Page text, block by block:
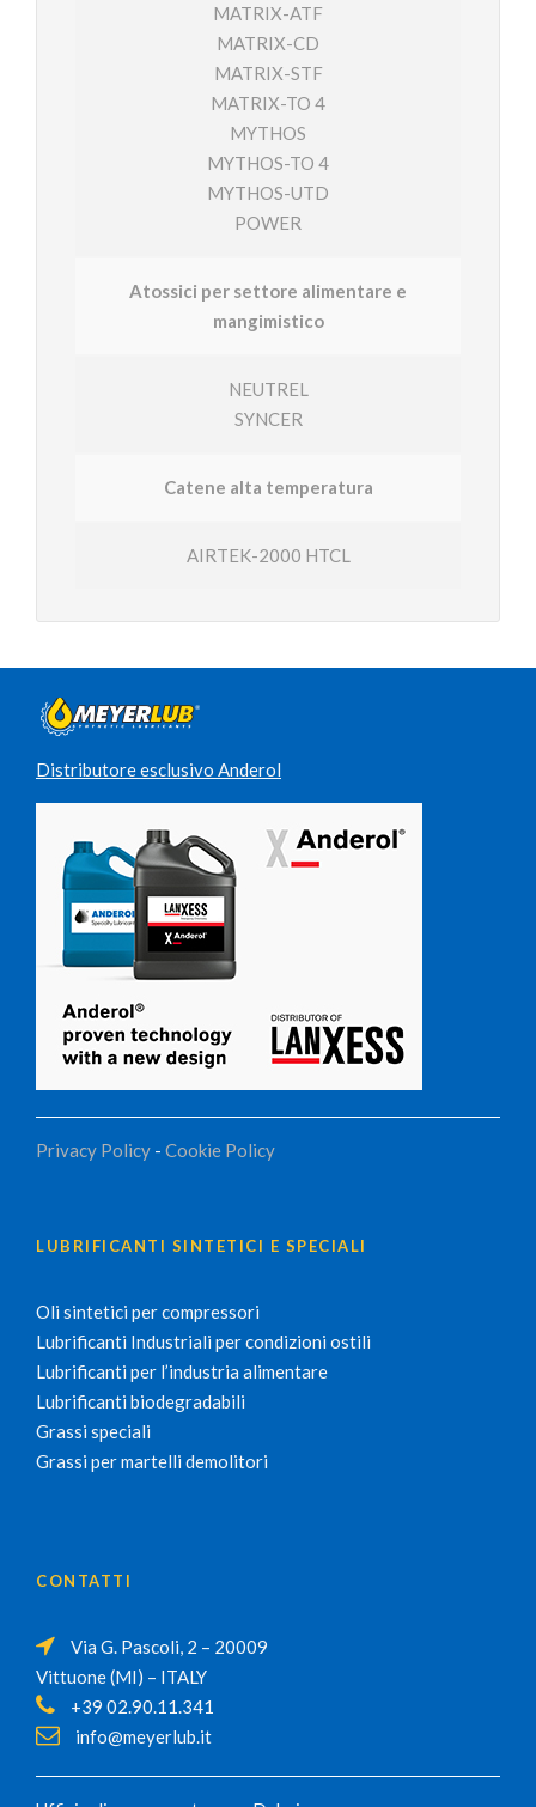
MATRIX-ATF
MATRIX-CD
MATRIX-STF
MATRIX-TO 4
MYTHOS
MYTHOS-TO 4
MYTHOS-UTD
POWER
Atossici per settore alimentare e
mangimistico
NEUTREL
SYNCER
Catene alta temperatura
AIRTEK-2000 HTCL
Distributore esclusivo Anderol
Privacy Policy - Cookie Policy
LUBRIFICANTI SINTETICI E SPECIALI
Oli sintetici per compressori
Lubrificanti Industriali per condizioni ostili
Lubrificanti per l’industria alimentare
Lubrificanti biodegradabili
Grassi speciali
Grassi per martelli demolitori
CONTATTI
Via G. Pascoli, 2 – 20009
Vittuone (MI) – ITALY
+39 02.90.11.341
info@meyerlub.it